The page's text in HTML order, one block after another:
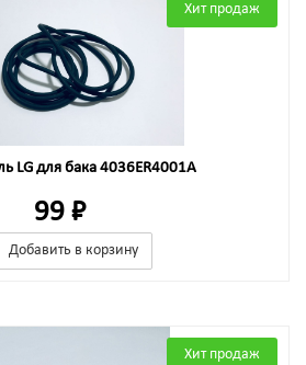
Хит продаж
LG для бака 4036ER4001A
99 ₽
Добавить в корзину
Хит продаж